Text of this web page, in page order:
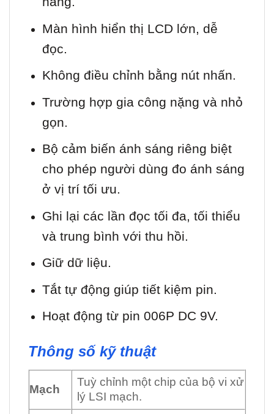
Màn hình hiển thị LCD lớn, dễ
đọc.
Không điều chỉnh bằng nút nhấn.
Trường hợp gia công nặng và nhỏ
gọn.
Bộ cảm biến ánh sáng riêng biệt
cho phép người dùng đo ánh sáng
ở vị trí tối ưu.
Ghi lại các lần đọc tối đa, tối thiểu
và trung bình với thu hồi.
Giữ dữ liệu.
Tắt tự động giúp tiết kiệm pin.
Hoạt động từ pin 006P DC 9V.
Thông số kỹ thuật
Mạch
Tuỳ chỉnh một chip của bộ vi xử
lý LSI mạch.